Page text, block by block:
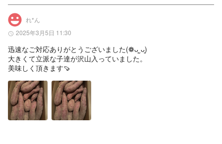
れ*ん
2025年3月5日 11:30
迅速なご対応ありがとうございました(❁ᴗ͈ˬᴗ͈)
大きくて立派な子達が沢山入っていました。
美味しく頂きます🍠